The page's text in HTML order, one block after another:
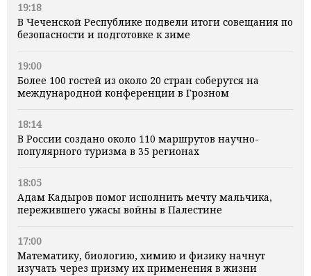
19:18
В Чеченской Республике подвели итоги совещания по
безопасности и подготовке к зиме
19:00
Более 100 гостей из около 20 стран соберутся на
международной конференции в Грозном
18:14
В России создано около 110 маршрутов научно-
популярного туризма в 35 регионах
18:05
Адам Кадыров помог исполнить мечту мальчика,
пережившего ужасы войны в Палестине
17:00
Математику, биологию, химию и физику начнут
изучать через призму их применения в жизни